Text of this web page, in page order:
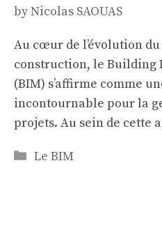
byNicolas SAOUAS
Au cœur de l’évolution
construction, le
(BIM) s’affirme comme
incontournable pour la
projets. Au sein de cette
Categories
Le BIM